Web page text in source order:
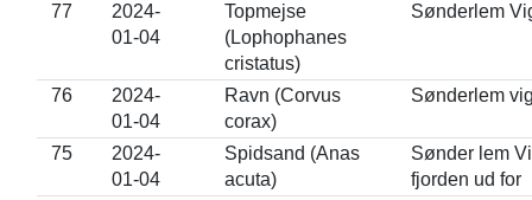
77
2024-
01-04
Topmejse
(Lophophanes
cristatus)
Sønderlem
76
2024-
01-04
Ravn (Corvus
corax)
Sønderlem
75
2024-
01-04
Spidsand (Anas
acuta)
Sønder lem
fjorden ud for